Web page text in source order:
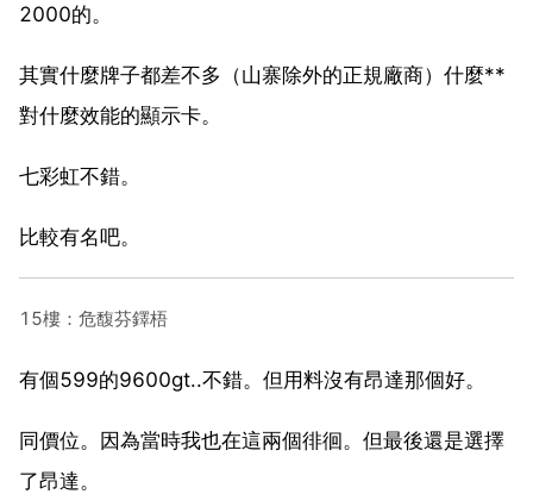
2000的。
其實什麼牌子都差不多（山寨除外的正規廠商）什麼**
對什麼效能的顯示卡。
七彩虹不錯。
比較有名吧。
15樓：危馥芬鐸梧
有個599的9600gt..不錯。但用料沒有昂達那個好。
同價位。因為當時我也在這兩個徘徊。但最後還是選擇
了昂達。